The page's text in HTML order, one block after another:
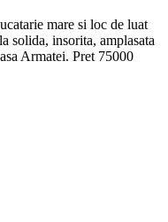
mare si loc de luat
solida, insorita, amplasata
Armatei. Pret 75000